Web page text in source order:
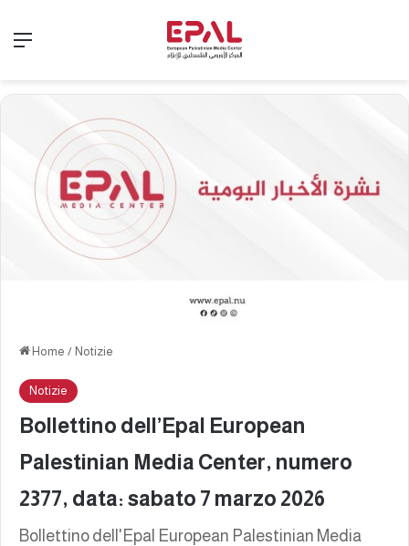
Home / Notizie
Notizie
Bollettino dell’Epal European
Palestinian Media Center, numero
2377, data: sabato 7 marzo 2026
Bollettino dell'Epal European Palestinian Media